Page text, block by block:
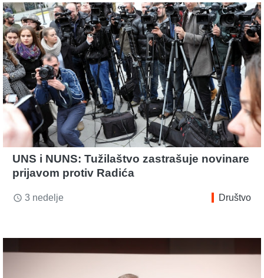
UNS i NUNS: Tužilaštvo zastrašuje novinare
prijavom protiv Radića
access_time 3 nedelje Društvo